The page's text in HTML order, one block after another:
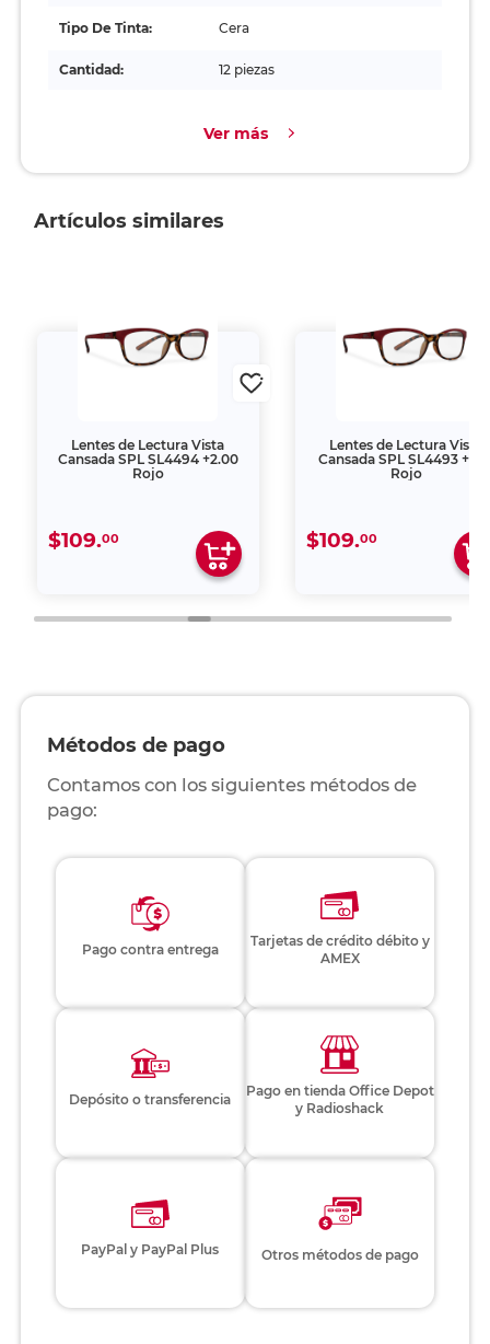
Tipo De Tinta: Cera
Cantidad: 12 piezas
Ver más
Artículos similares
Lentes de Lectura Vista
Cansada SPL SL4494 +2.00
Rojo
$109.00
Lentes de Lectura Vista
Cansada SPL SL4493
Rojo
$109.00
Métodos de pago
Contamos con los siguientes métodos de
pago:
Pago contra entrega
Tarjetas de crédito débito y
AMEX
Depósito o transferencia
Pago en tienda Office Depot
y Radioshack
PayPal y PayPal Plus Otros métodos de pago